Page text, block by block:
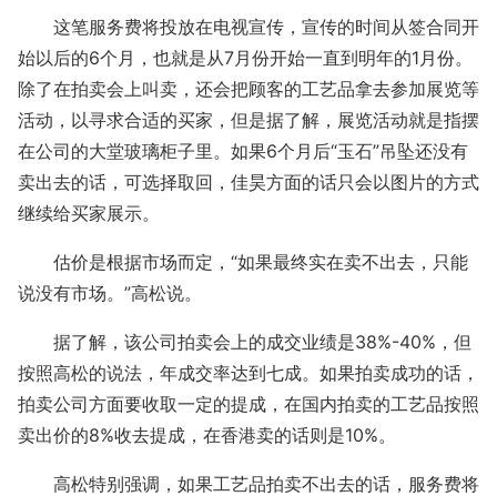
这笔服务费将投放在电视宣传，宣传的时间从签合同开
始以后的6个月，也就是从7月份开始一直到明年的1月份。
除了在拍卖会上叫卖，还会把顾客的工艺品拿去参加展览等
活动，以寻求合适的买家，但是据了解，展览活动就是指摆
在公司的大堂玻璃柜子里。如果6个月后“玉石”吊坠还没有
卖出去的话，可选择取回，佳昊方面的话只会以图片的方式
继续给买家展示。
估价是根据市场而定，“如果最终实在卖不出去，只能
说没有市场。”高松说。
据了解，该公司拍卖会上的成交业绩是38%-40%，但
按照高松的说法，年成交率达到七成。如果拍卖成功的话，
拍卖公司方面要收取一定的提成，在国内拍卖的工艺品按照
卖出价的8%收去提成，在香港卖的话则是10%。
高松特别强调，如果工艺品拍卖不出去的话，服务费将